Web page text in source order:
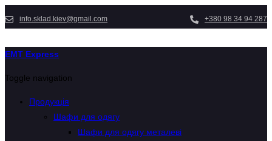
info.sklad.kiev@gmail.com +380 98 34 94 287
EMT Express
Toggle navigation
Продукція
Шафи для одягу
Шафи для одягу металеві